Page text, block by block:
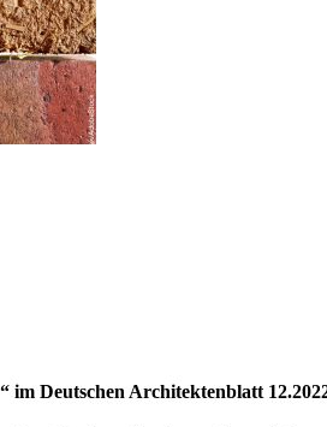
Deutschen Architektenblatt